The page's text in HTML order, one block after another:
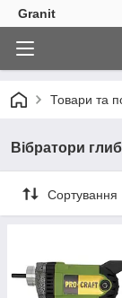
Granit
Товари та
Вібратори
Сортування